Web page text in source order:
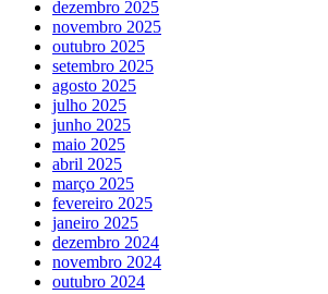
dezembro 2025
novembro 2025
outubro 2025
setembro 2025
agosto 2025
julho 2025
junho 2025
maio 2025
abril 2025
março 2025
fevereiro 2025
janeiro 2025
dezembro 2024
novembro 2024
outubro 2024